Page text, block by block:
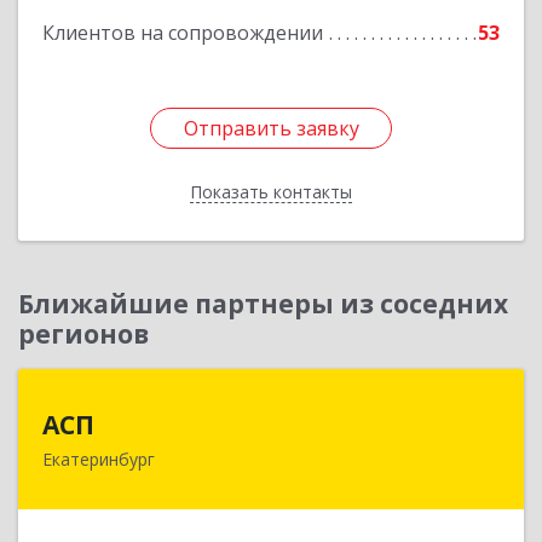
Клиентов на сопровождении 53
Отправить заявку
Показать контакты
Отправить заявку
Назад
Ближайшие партнеры из соседних
регионов
АСП
Екатеринбург
620075, Свердловская обл, Екатеринбург г,